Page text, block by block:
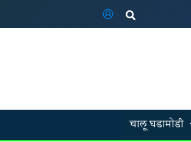
to
Search
चालू घडामोडी